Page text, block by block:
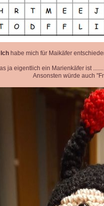
Ich habe mich für Maikäfer
ja eigentlich ein Marienkäfer ist
Ansonsten würde auch